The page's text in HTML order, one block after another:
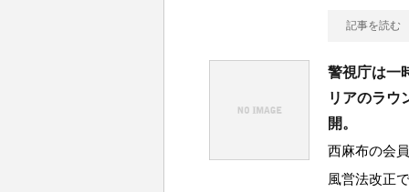
記事を読む
警視庁は一
リアのラウ
開。
西麻布の会
風営法改正